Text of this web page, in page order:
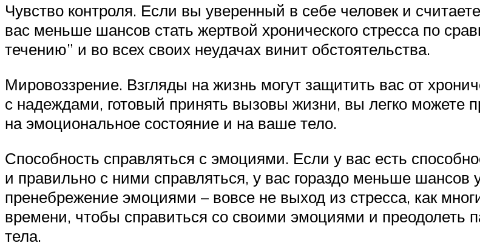
Чувство контроля. Если вы уверенный в себе человек и
вас меньше шансов стать жертвой хронического стресса по
течению” и во всех своих неудачах винит обстоятельства.
Мировоззрение. Взгляды на жизнь могут защитить вас от
с надеждами, готовый принять вызовы жизни, вы легко можете
на эмоциональное состояние и на ваше тело.
Способность справляться с эмоциями. Если у вас есть
и правильно с ними справляться, у вас гораздо меньше шансов
пренебрежение эмоциями – вовсе не выход из стресса, как
времени, чтобы справиться со своими эмоциями и преодолеть
тела.